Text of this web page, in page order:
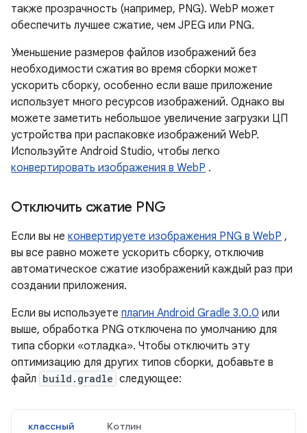
также прозрачность (например, PNG). WebP может
обеспечить лучшее сжатие, чем JPEG или PNG.
Уменьшение размеров файлов изображений без
необходимости сжатия во время сборки может
ускорить сборку, особенно если ваше приложение
использует много ресурсов изображений. Однако вы
можете заметить небольшое увеличение загрузки ЦП
устройства при распаковке изображений WebP.
Используйте Android Studio, чтобы легко
конвертировать изображения в WebP .
Отключить сжатие PNG
Если вы не конвертируете изображения PNG в WebP ,
вы все равно можете ускорить сборку, отключив
автоматическое сжатие изображений каждый раз при
создании приложения.
Если вы используете плагин Android Gradle 3.0.0 или
выше, обработка PNG отключена по умолчанию для
типа сборки «отладка». Чтобы отключить эту
оптимизацию для других типов сборки, добавьте в
файл build.gradle следующее:
классный Котлин